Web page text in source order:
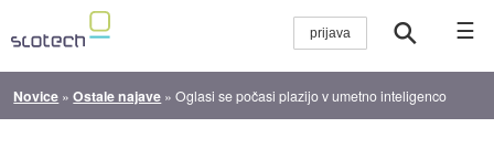
☰
Novice »Ostale najave »Oglasi se počasi plazijo v umetno inteligenco